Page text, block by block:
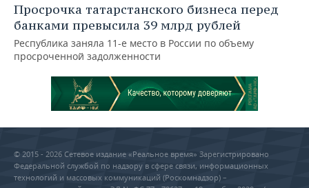
Просрочка татарстанского бизнеса перед
банками превысила 39 млрд рублей
Республика заняла 11-е место в России по объему
просроченной задолженности
© 2015 - 2026 Сетевое издание «Реальное время» Зарегистрировано
Федеральной службой по надзору в сфере связи, информационных
технологий и массовых коммуникаций (Роскомнадзор) –